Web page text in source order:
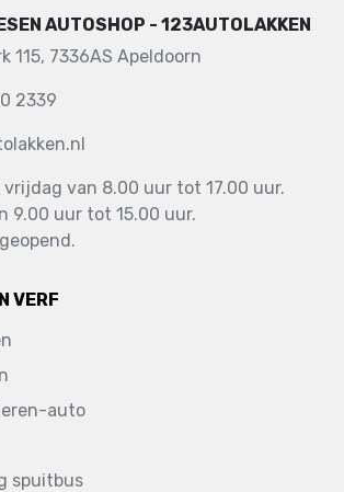
AUTOSHOP - 123AUTOLAKKEN
115, 7336AS Apeldoorn
2339
van 8.00 uur tot 17.00 uur.
9.00 uur tot 15.00 uur.
VERF
auto
spuitbus